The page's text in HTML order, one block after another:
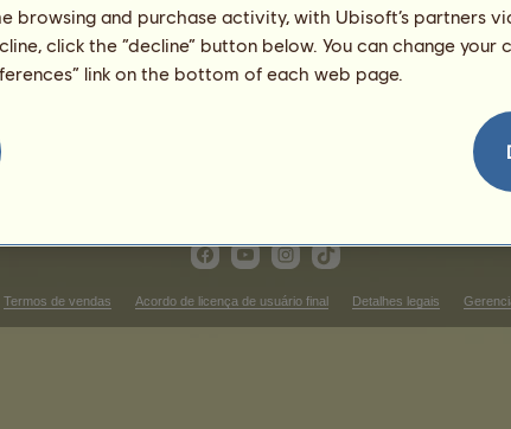
744.94
Termos de vendas Acordo de licença de usuário final Detalhes legais
browsing and purchase activity, with Ubisoft’s partners
click the “decline” button below. You can change
link on the bottom of each web page.